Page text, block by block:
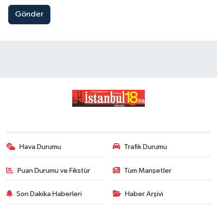
Gönder
Hava Durumu Trafik Durumu
Puan Durumu ve Fikstür Tüm Manşetler
Son Dakika Haberleri Haber Arşivi